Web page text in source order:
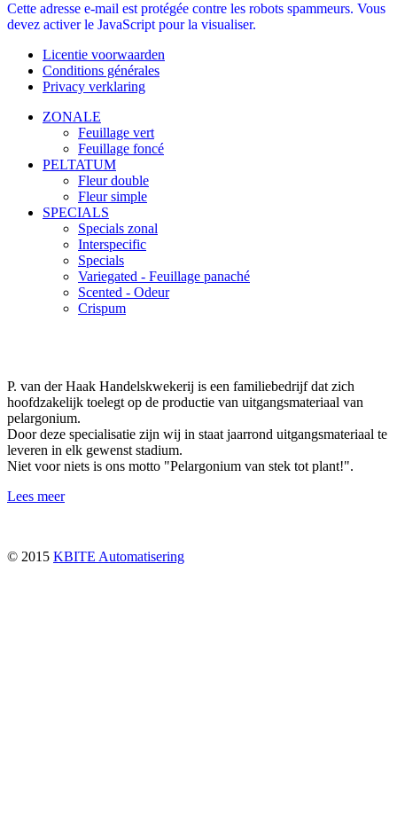
Cette adresse e-mail est protégée contre les robots spammeurs. Vous
devez activer le JavaScript pour la visualiser.
Licentie voorwaarden
Conditions générales
Privacy verklaring
ZONALE
Feuillage vert
Feuillage foncé
PELTATUM
Fleur double
Fleur simple
SPECIALS
Specials zonal
Interspecific
Specials
Variegated - Feuillage panaché
Scented - Odeur
Crispum
P. van der Haak Handelskwekerij is een familiebedrijf dat zich
hoofdzakelijk toelegt op de productie van uitgangsmateriaal van
pelargonium.
Door deze specialisatie zijn wij in staat jaarrond uitgangsmateriaal te
leveren in elk gewenst stadium.
Niet voor niets is ons motto "Pelargonium van stek tot plant!".
Lees meer
© 2015 KBITE Automatisering